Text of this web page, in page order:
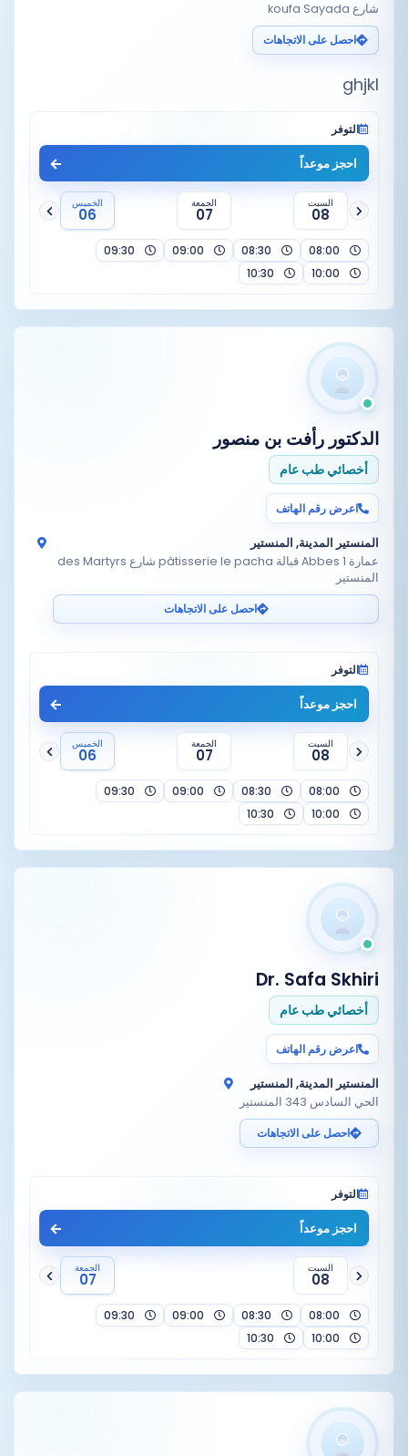
شارع koufa Sayada
احصل على الاتجاهات
ghjkl
التوفر
احجز موعداً
السبت
08
الجمعة
07
الخميس
06
الدكتور رأفت بن منصور
أخصائي طب عام
اعرض رقم الهاتف
المنستير المدينة, المنستير
عمارة Abbes 1 قبالة pâtisserie le pacha شارع des Martyrs
المنستير
احصل على الاتجاهات
التوفر
احجز موعداً
السبت
08
الجمعة
07
الخميس
06
Dr. Safa Skhiri
أخصائي طب عام
اعرض رقم الهاتف
المنستير المدينة, المنستير
الحي السادس 343 المنستير
احصل على الاتجاهات
التوفر
احجز موعداً
السبت
08
الجمعة
07